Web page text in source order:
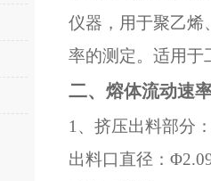
仪器，用于聚乙烯
率的测定。适用于
二、 熔体流动速
1、挤压出料部分
出料口直径：